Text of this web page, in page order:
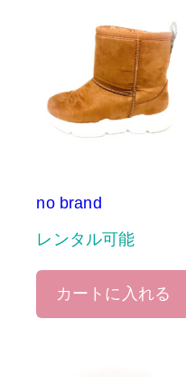
no brand
レンタル可能
カートに入れる